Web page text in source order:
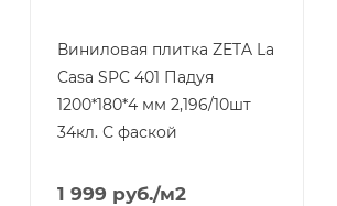
Виниловая плитка ZETA La
Casa SPC 401 Падуя
1200*180*4 мм 2,196/10шт
34кл. С фаской
1 999 руб./м2